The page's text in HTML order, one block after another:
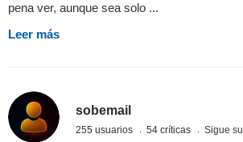
pena ver, aunque sea solo ...
Leer más
sobemail
255 usuarios 54 críticas Sigue